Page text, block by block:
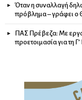
Όταν η συναλλαγή
πρόβλημα – γράφει ο
ΠΑΣ Πρέβεζα: Με
προετοιμασία για τη Γ’